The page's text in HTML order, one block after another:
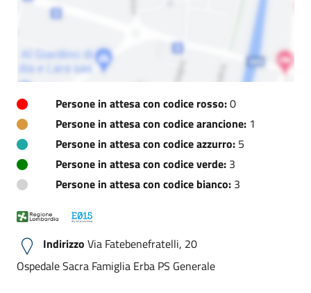
Persone in attesa con codice rosso:0
Persone in attesa con codice arancione: 1
Persone in attesa con codice azzurro: 5
Persone in attesa con codice verde: 3
Persone in attesa con codice bianco: 3
Indirizzo Via Fatebenefratelli, 20
Ospedale Sacra Famiglia Erba PS Generale